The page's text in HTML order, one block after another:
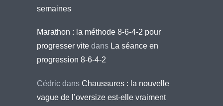
semaines
Marathon : la méthode 8-6-4-2 pour
progresser vite dans La séance en
progression 8-6-4-2
Cédric dans Chaussures : la nouvelle
vague de l’oversize est-elle vraiment